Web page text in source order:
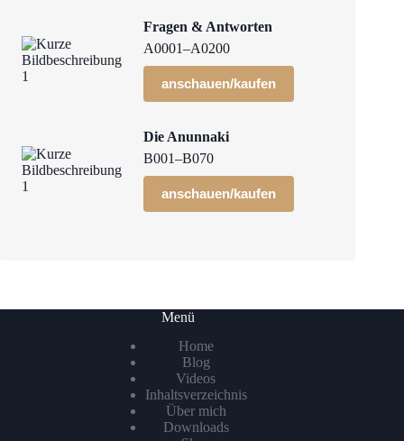
Fragen & Antworten
A0001–A0200
anschauen/kaufen
Die Anunnaki
B001–B070
anschauen/kaufen
Menü
Home
Blog
Videos
Inhaltsverzeichnis
Über mich
Downloads